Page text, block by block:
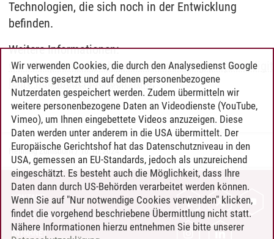
Technologien, die sich noch in der Entwicklung
befinden.
Weitere Informationen:
www.leuphana.de/lehre/lehrentwicklung/projekte/
lehre-hub-niedersachsen.html;
Henning Zühlsdorff/10.10.2024
KONTAKT
LEUPHANA ALS ARBEITGEBER
INTRANET
Wir verwenden Cookies, die durch den Analysedienst Google
Analytics gesetzt und auf denen personenbezogene
Nutzerdaten gespeichert werden. Zudem übermitteln wir
weitere personenbezogene Daten an Videodienste (YouTube,
Vimeo), um Ihnen eingebettete Videos anzuzeigen. Diese
Daten werden unter anderem in die USA übermittelt. Der
Europäische Gerichtshof hat das Datenschutzniveau in den
USA, gemessen an EU-Standards, jedoch als unzureichend
eingeschätzt. Es besteht auch die Möglichkeit, dass Ihre
Daten dann durch US-Behörden verarbeitet werden können.
Wenn Sie auf "Nur notwendige Cookies verwenden" klicken,
findet die vorgehend beschriebene Übermittlung nicht statt.
Nähere Informationen hierzu entnehmen Sie bitte unserer